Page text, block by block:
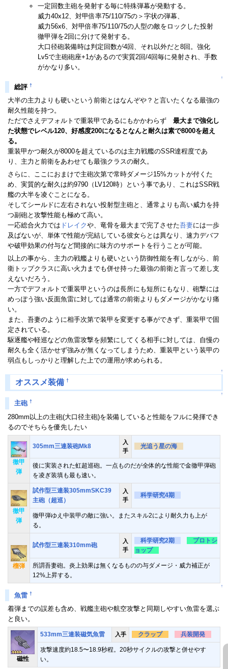
一定回数主砲を発射する毎に特殊弾幕が発動する。
威力40x12、対甲倍率75/110/75の＞字状の弾幕、
威力56x6、対甲倍率75/110/75の人型の敵をロックした投射
徹甲弾を2回に分けて発射する。
大口径砲装備時は判定回数が4回、それ以外だと8回。強化
Lv5で主砲砲座+1があるので実質2回/4回毎に発射され、手数
がかなり多い。
↑
総評 †
大半の主力よりも硬いという前衛とはなんぞや？と言いたくなる最強の
耐久性能を持つ。
ただでさえデフォルトで重装甲であるにもかかわらず 最大まで強化し
た状態でレベル120、好感度200になるとなんと耐久は素で8000を超え
る。
重装甲かつ耐久が8000を超えているのは主力戦艦のSSR達程度であ
り、主力と前衛をあわせても最強クラスの耐久。
さらに、ここにおまけで主砲次第で常時ダメージ15%カットが付くた
め、実質的な耐久は約9790（LV120時）という事であり、これはSSR戦
艦の大半を凌ぐことになる。
そしてシールドに左右されない投射型主砲と、通常よりも高い威力を持
つ副砲と攻撃性能も極めて高い。
一応総合火力では ドレイクや、竜骨を最大まで完了させた吾妻には一歩
及ばないが、単体で性能が完結している彼女らとは異なり、速力デバフ
や破甲効果の付与など間接的に味方のサポートを行うことが可能。
以上の事から、主力の戦艦よりも硬いという防御性能を有しながら、前
衛トップクラスに高い火力までも併せ持った最強の前衛と言って差し支
えないだろう。
一方でデフォルトで重装甲というのは長所にも短所にもなり、砲撃には
めっぽう強い反面魚雷に対しては通常の前衛よりもダメージがかなり痛
い。
また、吾妻のように相手次第で装甲を変更する事ができず、重装甲で固
定されている。
駆逐艦や軽巡などの魚雷攻撃を頻繁にしてくる相手に対しては、自慢の
耐久も全く活かせず強みが無くなってしまうため、重装甲という装甲の
弱点もしっかりと理解した上での運用が求められる。
↑
オススメ装備 †
↑
主砲 †
280mm以上の主砲(大口径主砲)を装備していると性能をフルに発揮でき
るのでそちらを優先したい
徹甲
弾
305mm三連装砲Mk8
入
手
光追う星の海
後に実装された虹超巡砲。一点ものだが全体的な性能で金徹甲弾砲
を凌ぎ装填も最も速い。
徹甲
弾
試作型三連装305mmSKC39
主砲（超巡）
入
手
科学研究4期
徹甲弾ゆえ中装甲の敵に強い。またスキル2により耐久力も上が
る。
榴弾
試作型三連装310mm砲
入
手
科学研究2期
プロトシ
ョップ
所謂吾妻砲。炎上効果は無くなるものの与ダメージ・威力補正が
12%上昇する。
↑
魚雷 †
着弾までの誤差も含め、戦艦主砲や航空攻撃と同期しやすい魚雷を選ぶ
と良い。
磁性
533mm三連装磁気魚雷 入手 クラップ 兵装開発
攻撃速度約18.5〜18.9秒程。20秒サイクルの攻撃と併せやす
い。